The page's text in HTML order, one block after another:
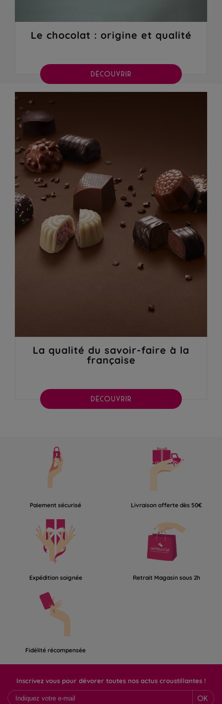
Le chocolat : origine et qualité
DÉCOUVRIR
La qualité du savoir-faire à la
française
DÉCOUVRIR
Paiement sécurisé Livraison offerte dès 50€
Expédition soignée Retrait Magasin sous 2h
Fidélité récompensée
Inscrivez vous pour dévorer toutes nos actus croustillantes !
OK